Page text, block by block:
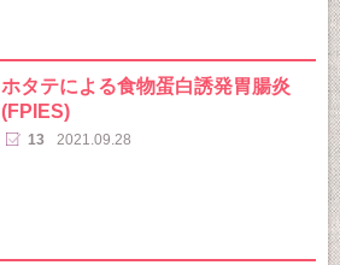
ホタテによる食物蛋白誘発胃腸炎
(FPIES)
13 2021.09.28